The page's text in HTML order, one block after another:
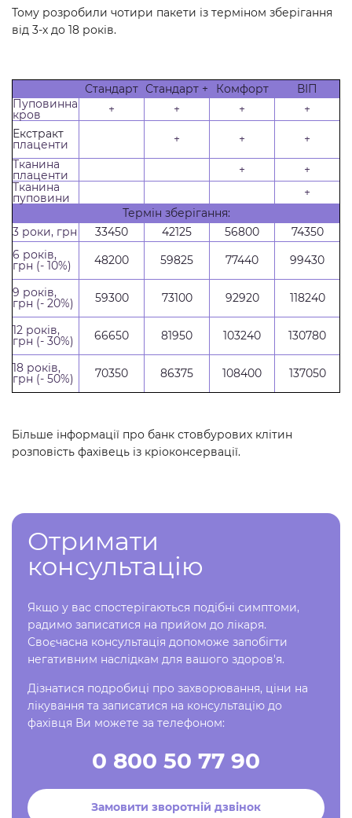
Тому розробили чотири пакети із терміном зберігання
від 3-х до 18 років.
Стандарт Стандарт + Комфорт
ВІП
Пуповинна
кров + + +
+
Екстракт
плаценти + +
+
Тканина
плаценти +
+
Тканина
пуповини
+
Термін зберігання:
3 роки, грн
33450 42125 56800
74350
6 років,
грн (- 10%) 48200 59825 77440 99430
9 років,
грн (- 20%) 59300 73100 92920 118240
12 років,
грн (- 30%) 66650 81950 103240 130780
18 років,
грн (- 50%) 70350 86375 108400 137050
Більше інформації про банк стовбурових клітин
розповість фахівець із кріоконсервації.
Отримати
консультацію
Якщо у вас спостерігаються подібні симптоми,
радимо записатися на прийом до лікаря.
Своєчасна консультація допоможе запобігти
негативним наслідкам для вашого здоров'я.
Дізнатися подробиці про захворювання, ціни на
лікування та записатися на консультацію до
фахівця Ви можете за телефоном:
0 800 50 77 90
Замовити зворотній дзвінок